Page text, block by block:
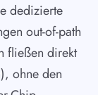
dedizierte
out-of-path
fließen direkt
ohne den